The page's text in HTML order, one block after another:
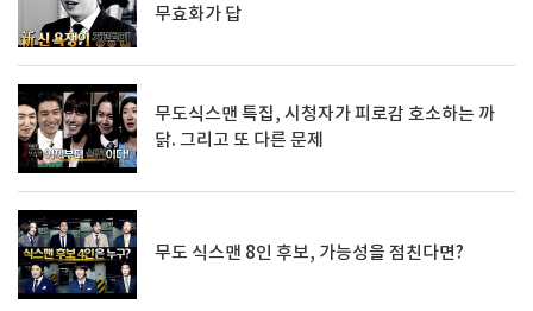
무효화가 답
무도식스맨 특집, 시청자가 피로감 호소하는 까
닭. 그리고 또 다른 문제
무도 식스맨 8인 후보, 가능성을 점친다면?